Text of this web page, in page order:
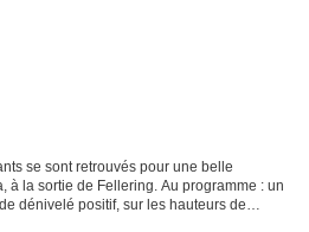
se sont retrouvés pour une belle
à la sortie de Fellering. Au programme : un
dénivelé positif, sur les hauteurs de